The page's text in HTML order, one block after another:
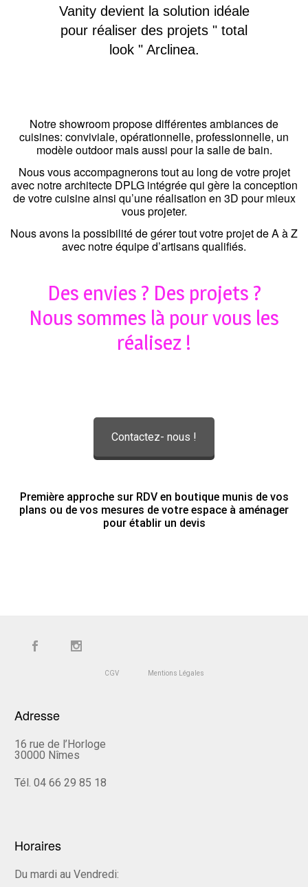
Vanity devient la solution idéale
pour réaliser des projets " total
look " Arclinea.
Notre showroom propose différentes ambiances de
cuisines: conviviale, opérationnelle, professionnelle, un
modèle outdoor mais aussi pour la salle de bain.
Nous vous accompagnerons tout au long de votre projet
avec notre architecte DPLG intégrée qui gère la conception
de votre cuisine ainsi qu’une réalisation en 3D pour mieux
vous projeter.
Nous avons la possibilité de gérer tout votre projet de A à Z
avec notre équipe d’artisans qualifiés.
Des envies ? Des projets ?
Nous sommes là pour vous les
réalisez !
Contactez- nous !
Première approche sur RDV en boutique munis de vos
plans ou de vos mesures de votre espace à aménager
pour établir un devis
CGV Mentions Légales
Adresse
16 rue de l’Horloge
30000 Nîmes
Tél. 04 66 29 85 18
Horaires
Du mardi au Vendredi: